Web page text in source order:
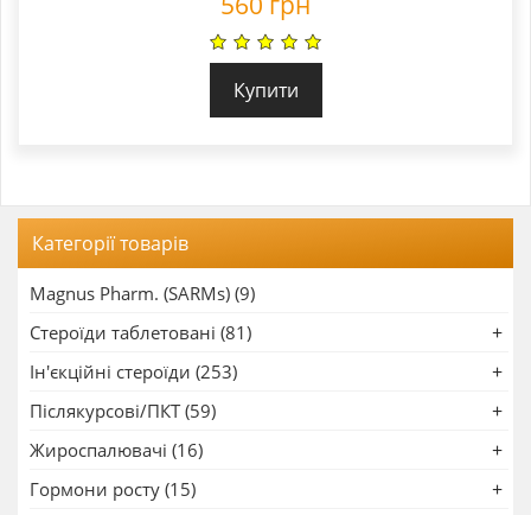
Купити
Категорії товарів
Magnus Pharm. (SARMs) (9)
Стероїди таблетовані (81)
Ін'єкційні стероїди (253)
Післякурсові/ПКТ (59)
Жироспалювачі (16)
Гормони росту (15)